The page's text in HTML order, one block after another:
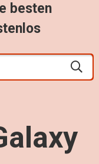
besten